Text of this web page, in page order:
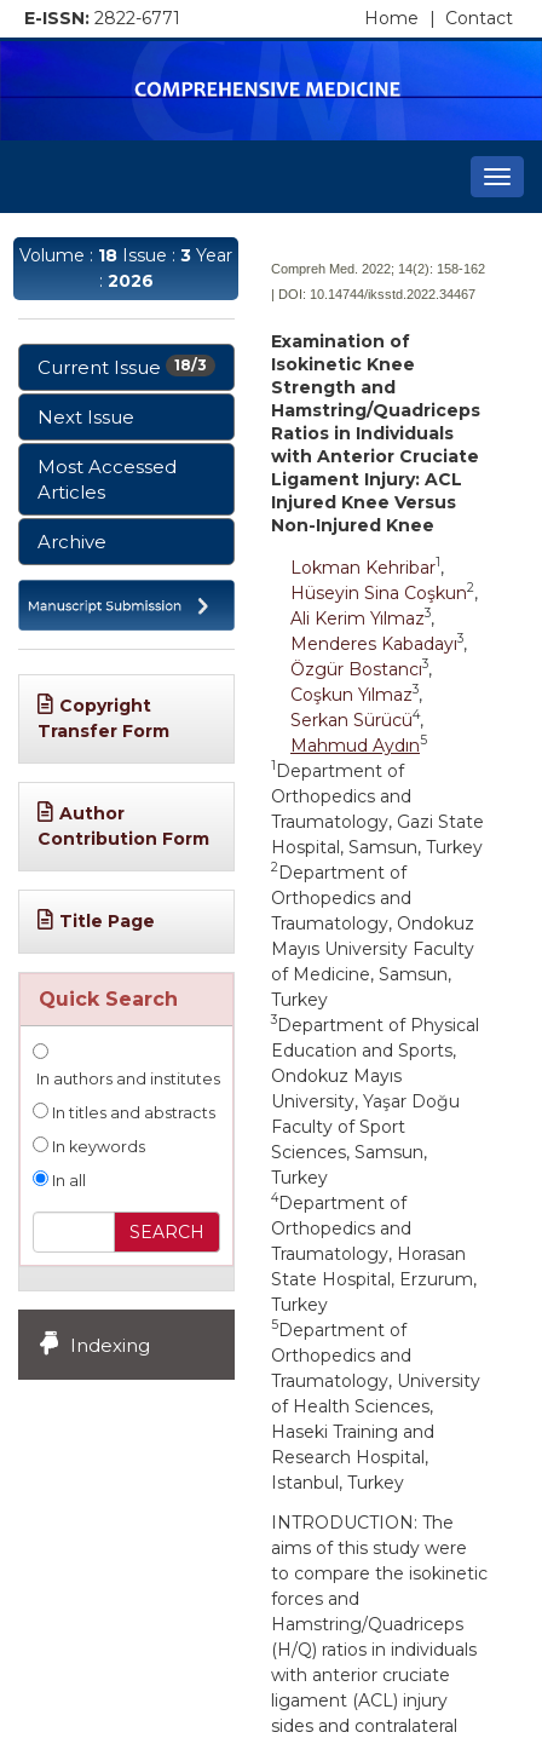
E-ISSN: 2822-6771 Contact
Home |
Volume : 18 Issue :3 Year
: 2026
18/3
Current Issue
Next Issue
Most Accessed
Articles
Archive
Copyright
Transfer Form
Author
Contribution Form
Title Page
Quick Search
In authors and institutes
In titles and abstracts
In keywords
In all
Indexing
Compreh Med. 2022; 14(2): 158-162
| DOI: 10.14744/iksstd.2022.34467
Examination of
Isokinetic Knee
Strength and
Hamstring/Quadriceps
Ratios in Individuals
with Anterior Cruciate
Ligament Injury: ACL
Injured Knee Versus
Non-Injured Knee
Lokman Kehribar1,
Hüseyin Sina Coşkun2,
Ali Kerim Yılmaz3,
Menderes Kabadayı3,
Özgür Bostancı3,
Coşkun Yılmaz3,
Serkan Sürücü4,
Mahmud Aydın5
1 Department of
Orthopedics and
Traumatology, Gazi State
Hospital, Samsun, Turkey
2Department of
Orthopedics and
Traumatology, Ondokuz
Mayıs University Faculty
of Medicine, Samsun,
Turkey
3Department of Physical
Education and Sports,
Ondokuz Mayıs
University, Yaşar Doğu
Faculty of Sport
Sciences, Samsun,
Turkey
4Department of
Orthopedics and
Traumatology, Horasan
State Hospital, Erzurum,
Turkey
5Department of
Orthopedics and
Traumatology, University
of Health Sciences,
Haseki Training and
Research Hospital,
Istanbul, Turkey
INTRODUCTION: The
aims of this study were
to compare the isokinetic
forces and
Hamstring/Quadriceps
(H/Q) ratios in individuals
with anterior cruciate
ligament (ACL) injury
sides and contralateral